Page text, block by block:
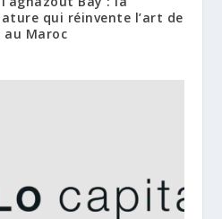
qui réinvente l’art de
au Maroc